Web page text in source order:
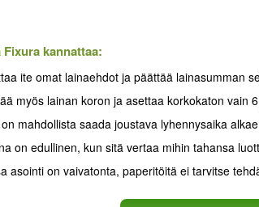
kannattaa:
ite omat lainaehdot ja päättää lainasumman
myös lainan koron ja asettaa korkokaton vain
mahdollista saada joustava lyhennysaika
on edullinen, kun sitä vertaa mihin tahansa
asointi on vaivatonta, paperitöitä ei tarvitse